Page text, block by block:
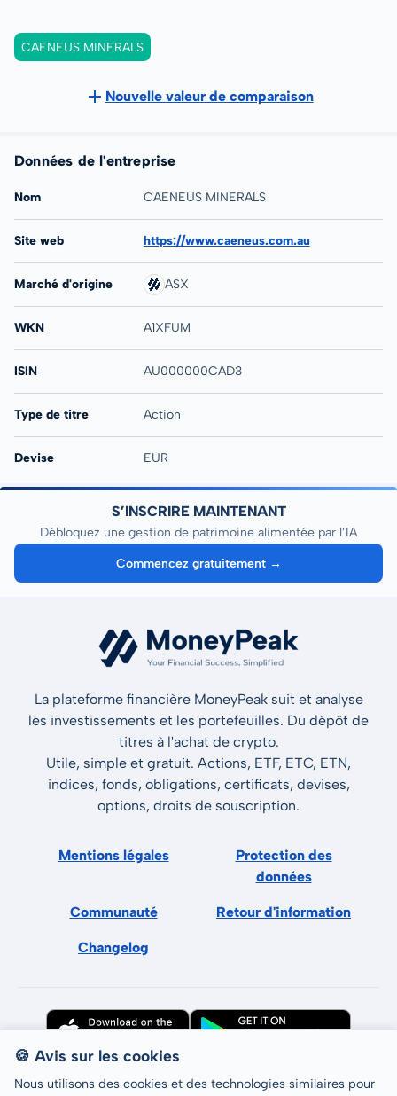
CAENEUS MINERALS
Nouvelle valeur de comparaison
Données de l'entreprise
Nom CAENEUS MINERALS
Site web https://www.caeneus.com.au
Marché d'origine ASX
WKN A1XFUM
ISIN AU000000CAD3
Type de titre Action
Devise EUR
S’INSCRIRE MAINTENANT
Débloquez une gestion de patrimoine alimentée par l’IA
Commencez gratuitement →
La plateforme financière MoneyPeak suit et analyse
les investissements et les portefeuilles. Du dépôt de
titres à l'achat de crypto.
Utile, simple et gratuit. Actions, ETF, ETC, ETN,
indices, fonds, obligations, certificats, devises,
options, droits de souscription.
Mentions légales
Protection des
données
Communauté Retour d'information
Changelog
🍪 Avis sur les cookies
Nous utilisons des cookies et des technologies similaires pour